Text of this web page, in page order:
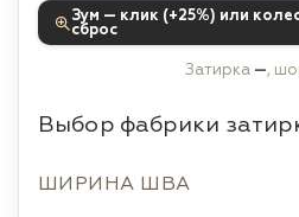
Зум — клик (+25%) или
сброс
Затирка —,
Выбор фабрики
ШИРИНА ШВА